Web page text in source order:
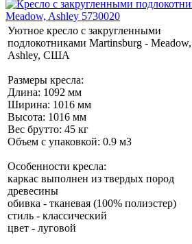
Уютное кресло с закругленными
подлокотниками Martinsburg - Meadow,
Ashley, США
Размеры кресла:
Длина: 1092 мм
Ширина: 1016 мм
Высота: 1016 мм
Вес брутто: 45 кг
Объем с упаковкой: 0.9 м3
Особенности кресла:
каркас выполнен из твердых пород
древесины
обивка - тканевая (100% полиэстер)
стиль - классический
цвет - луговой